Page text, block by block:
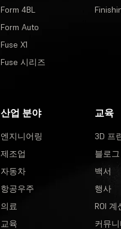
Form 4BL
Form Auto
Fuse X1
Fuse 시리즈
산업 분야
엔지니어링
제조업
자동차
항공우주
의료
교육
교육
3D 프
블로그
백서
행사
ROI 계
커뮤니